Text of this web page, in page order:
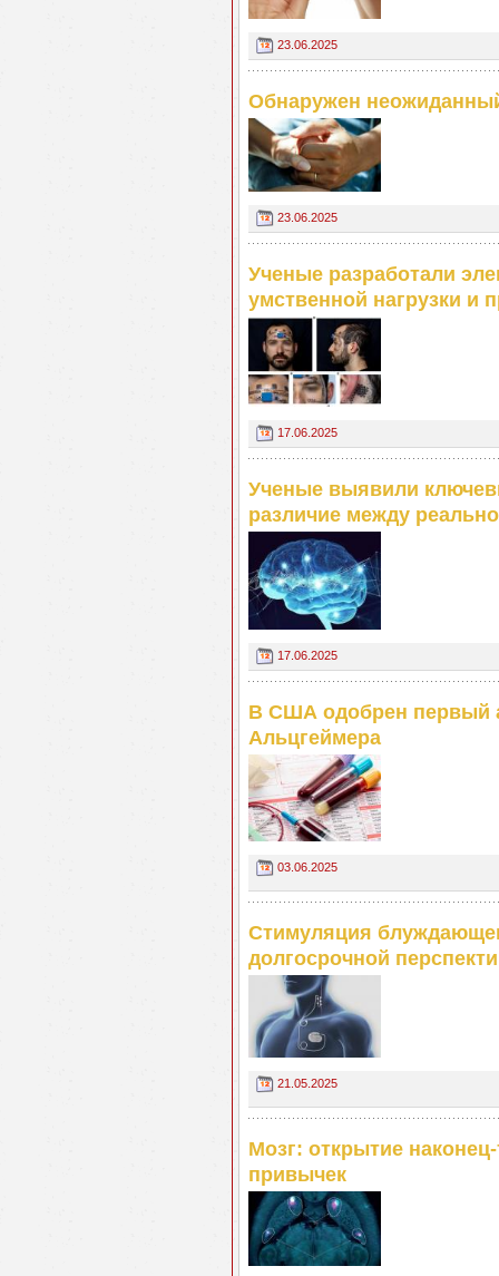
23.06.2025
Обнаружен
23.06.2025
Ученые разработали
умственной нагрузки и
17.06.2025
Ученые выявили
различие между
17.06.2025
В США одобрен первый
Альцгеймера
03.06.2025
Стимуляция
долгосрочной
21.05.2025
Мозг: открытие
привычек